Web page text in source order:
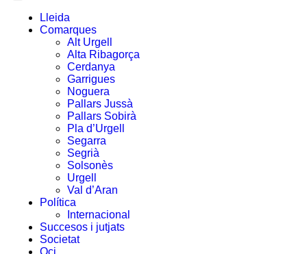
Lleida
Comarques
Alt Urgell
Alta Ribagorça
Cerdanya
Garrigues
Noguera
Pallars Jussà
Pallars Sobirà
Pla d’Urgell
Segarra
Segrià
Solsonès
Urgell
Val d’Aran
Política
Internacional
Succesos i jutjats
Societat